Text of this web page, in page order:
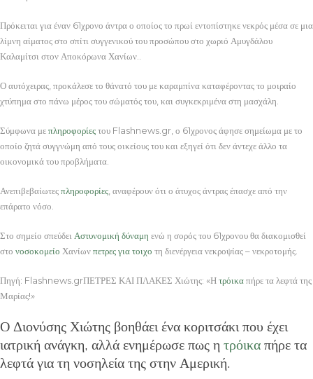
Πρόκειται για έναν 61χρονο άντρα ο οποίος το πρωί εντοπίστηκε νεκρός μέσα σε μια
λίμνη αίματος στο σπίτι συγγενικού του προσώπου στο χωριό Αμυγδάλου
Καλαμίτσι στον Αποκόρωνα Χανίων..
Ο αυτόχειρας, προκάλεσε το θάνατό του με καραμπίνα καταφέροντας το μοιραίο
χτύπημα στο πάνω μέρος του σώματός του, και συγκεκριμένα στη μασχάλη.
Σύμφωνα μεπληροφορίεςτου Flashnews.gr, ο 61χρονος άφησε σημείωμα με το
οποίο ζητά συγγνώμη από τους οικείους του και εξηγεί ότι δεν άντεχε άλλο τα
οικονομικά του προβλήματα.
Ανεπιβεβαίωτεςπληροφορίες , αναφέρουν ότι ο άτυχος άντρας έπασχε από την
επάρατο νόσο.
Στο σημείο σπεύδει Αστυνομική δύναμη ενώ η σορός του 61χρονου θα διακομισθεί
στο νοσοκομείο Χανίωνπετρες για τοιχο τη διενέργεια νεκροψίας – νεκροτομής.
Πηγή: Flashnews.grΠΕΤΡΕΣ ΚΑΙ ΠΛΑΚΕΣ Χιώτης: «Ητρόικαπήρε τα λεφτά της
Μαρίας!»
Ο Διονύσης Χιώτης βοηθάει ένα κοριτσάκι που έχει
ιατρική ανάγκη, αλλά ενημέρωσε πως η τρόικα πήρε τα
λεφτά για τη νοσηλεία της στην Αμερική.